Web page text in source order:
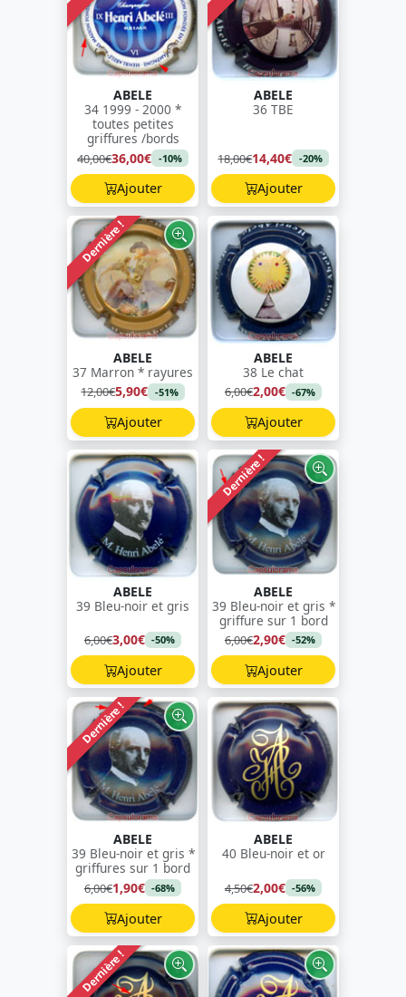
ABELE
34 1999 - 2000 *
toutes petites
griffures /bords
40,00€36,00€ -10%
Ajouter
ABELE
36 TBE
18,00€14,40€ -20%
Ajouter
Dernière !
ABELE
37 Marron * rayures
12,00€5,90€ -51%
Ajouter
ABELE
38 Le chat
6,00€2,00€ -67%
Ajouter
ABELE
39 Bleu-noir et gris
6,00€3,00€ -50%
Ajouter
Dernière !
ABELE
39 Bleu-noir et gris *
griffure sur 1 bord
6,00€2,90€ -52%
Ajouter
Dernière !
ABELE
39 Bleu-noir et gris *
griffures sur 1 bord
6,00€1,90€ -68%
Ajouter
ABELE
40 Bleu-noir et or
4,50€2,00€ -56%
Ajouter
Dernière !